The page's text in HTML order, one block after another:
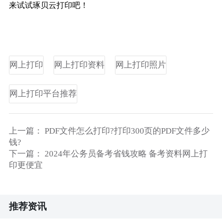
来试试琢贝云打印吧！
网上打印 网上打印资料 网上打印照片
网上打印平台推荐
上一篇： PDF文件怎么打印?打印300页的PDF文件多少
钱?
下一篇： 2024年公务员备考省钱攻略 备考资料网上打
印更便宜
推荐资讯